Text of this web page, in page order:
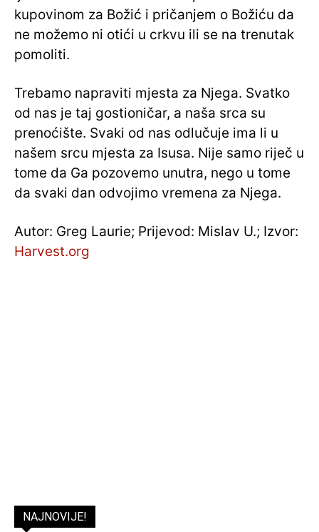
kupovinom za Božić i pričanjem o Božiću da
ne možemo ni otići u crkvu ili se na trenutak
pomoliti.
Trebamo napraviti mjesta za Njega. Svatko
od nas je taj gostioničar, a naša srca su
prenoćište. Svaki od nas odlučuje ima li u
našem srcu mjesta za Isusa. Nije samo riječ u
tome da Ga pozovemo unutra, nego u tome
da svaki dan odvojimo vremena za Njega.
Autor: Greg Laurie; Prijevod: Mislav U.; Izvor:
Harvest.org
NAJNOVIJE!